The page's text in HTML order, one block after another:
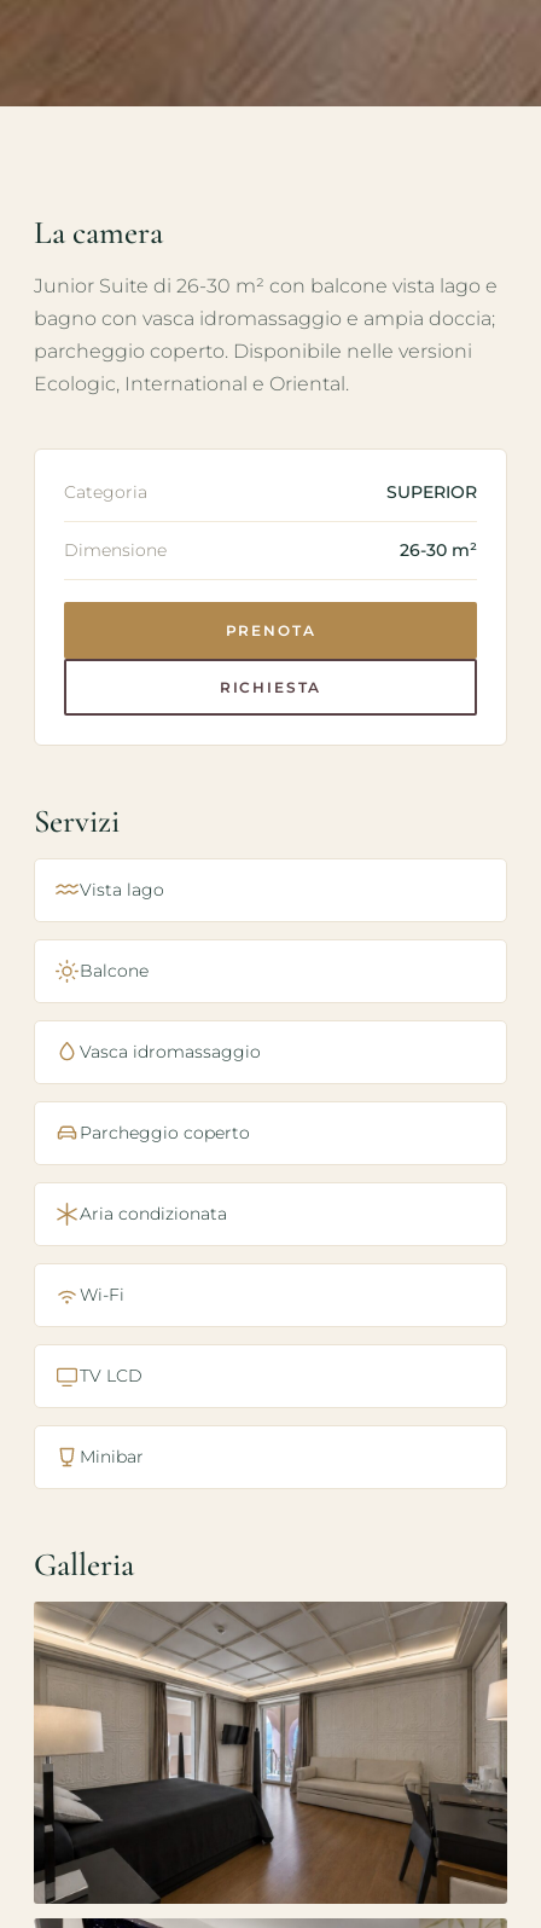
La camera
Junior Suite di 26-30 m² con balcone vista lago e
bagno con vasca idromassaggio e ampia doccia;
parcheggio coperto. Disponibile nelle versioni
Ecologic, International e Oriental.
Categoria SUPERIOR
Dimensione 26-30 m²
PRENOTA
RICHIESTA
Servizi
Vista lago
Balcone
Vasca idromassaggio
Parcheggio coperto
Aria condizionata
Wi-Fi
TV LCD
Minibar
Galleria